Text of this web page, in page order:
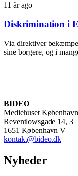
11 år ago
Diskrimination i
Via direktiver
sine borgere, og i
BIDEO
Mediehuset København
Reventlowsgade 14, 3
1651 København V
kontakt@bideo.dk
Nyheder